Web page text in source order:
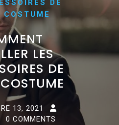
DE
COSTUME
LES
DE
13, 2021
0 COMMENTS